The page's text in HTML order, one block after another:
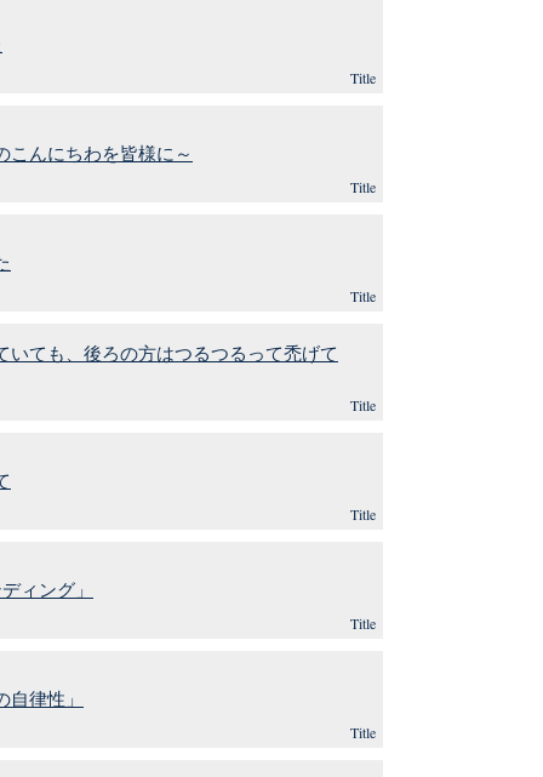
Title
こんにちわを皆様に～
Title
Title
いても、後ろの方はつるつるって禿げて
Title
Title
ィング」
Title
律性」
Title